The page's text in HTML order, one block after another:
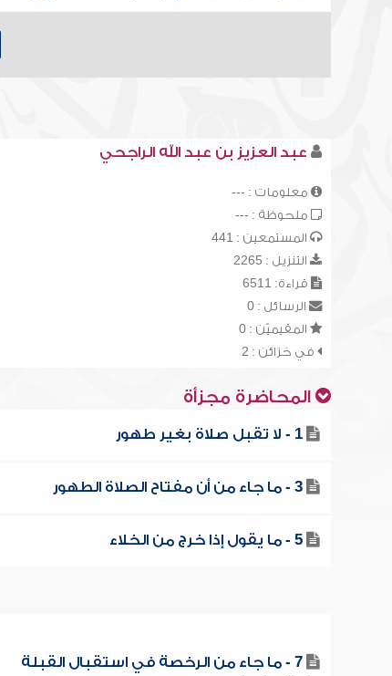
عبد العزيز بن عبد الله الراجحي
معلومات : ---
ملحوظة : ---
المستمعين : 441
التنزيل : 2265
قراءة: 6511
الرسائل : 0
المقيميّن : 0
في خزائن : 2
المحاضرة مجزأة
1 - لا تقبل صلاة بغير طهور
3 - ما جاء من أن مفتاح الصلاة الطهور
5 - ما يقول إذا خرج من الخلاء
7 - ما جاء من الرخصة في استقبال القبلة